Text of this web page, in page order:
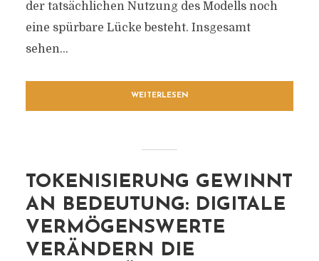
der tatsächlichen Nutzung des Modells noch
eine spürbare Lücke besteht. Insgesamt
sehen...
WEITERLESEN
TOKENISIERUNG GEWINNT
AN BEDEUTUNG: DIGITALE
VERMÖGENSWERTE
VERÄNDERN DIE